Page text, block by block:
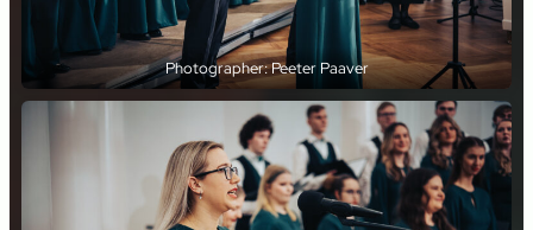
Photographer: Peeter Paaver